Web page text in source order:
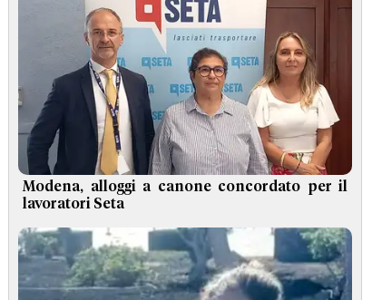
Modena, alloggi a canone concordato per il
lavoratori Seta